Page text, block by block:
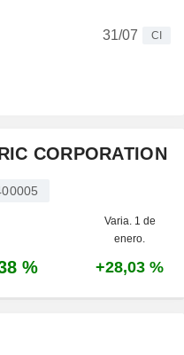
31/07
CI
CORPORATION
Varia. 1 de
enero.
% +28,03 %